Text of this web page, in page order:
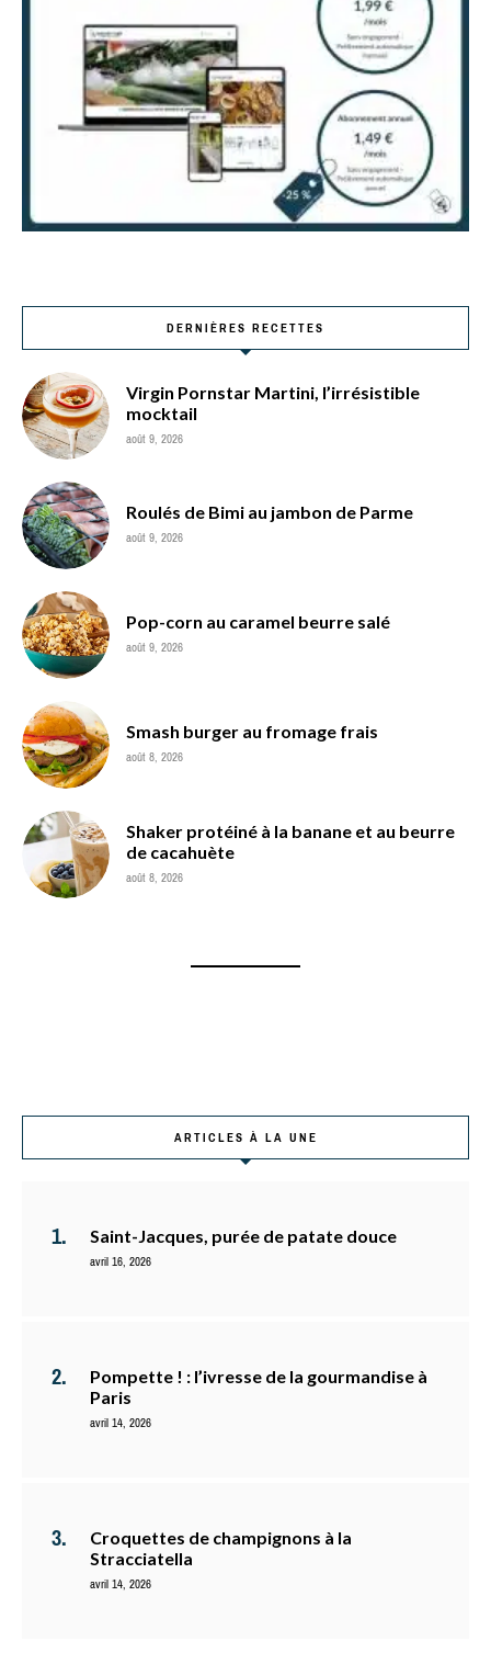
DERNIÈRES RECETTES
Virgin Pornstar Martini, l’irrésistible
mocktail
août 9, 2026
Roulés de Bimi au jambon de Parme
août 9, 2026
Pop-corn au caramel beurre salé
août 9, 2026
Smash burger au fromage frais
août 8, 2026
Shaker protéiné à la banane et au beurre
de cacahuète
août 8, 2026
ARTICLES À LA UNE
Saint-Jacques, purée de patate douce
avril 16, 2026
Pompette ! : l’ivresse de la gourmandise à
Paris
avril 14, 2026
Croquettes de champignons à la
Stracciatella
avril 14, 2026